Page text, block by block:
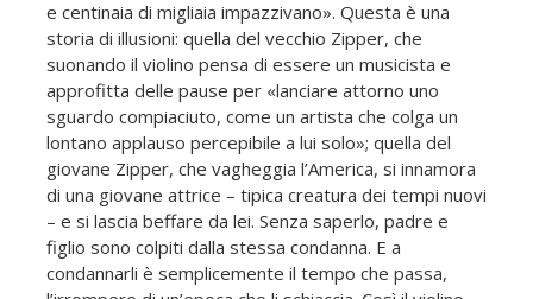
e centinaia di migliaia impazzivano». Questa è una
storia di illusioni: quella del vecchio Zipper, che
suonando il violino pensa di essere un musicista e
approfitta delle pause per «lanciare attorno uno
sguardo compiaciuto, come un artista che colga un
lontano applauso percepibile a lui solo»; quella del
giovane Zipper, che vagheggia l’America, si innamora
di una giovane attrice – tipica creatura dei tempi nuovi
– e si lascia beffare da lei. Senza saperlo, padre e
figlio sono colpiti dalla stessa condanna. E a
condannarli è semplicemente il tempo che passa,